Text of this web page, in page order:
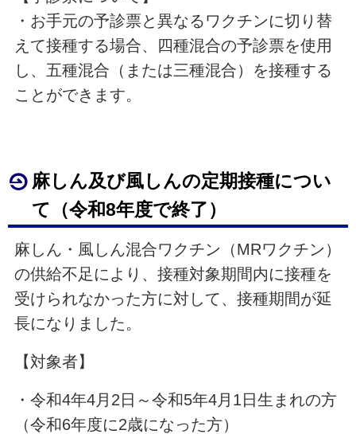
・お手元の予診票と異なるワクチンに切り替
えて接種する場合、四種混合の予診票を使用
し、五種混合（または三種混合）を接種する
ことができます。
麻しん及び風しんの定期接種につい
て（令和8年度で終了）
麻しん・風しん混合ワクチン（MRワクチン）
の供給不足により、接種対象期間内に接種を
受けられなかった方に対して、接種期間が延
長になりました。
【対象者】
・令和4年4月2日～令和5年4月1日生まれの方
（令和6年度に2歳になった方）